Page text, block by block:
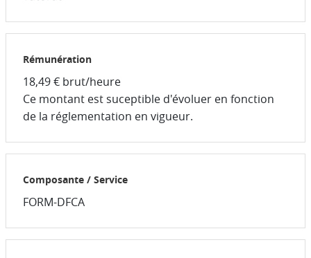
Rémunération
18,49 € brut/heure
Ce montant est suceptible d'évoluer en fonction
de la réglementation en vigueur.
Composante / Service
FORM-DFCA